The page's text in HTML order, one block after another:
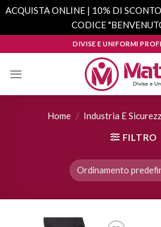
ACQUISTA ONLINE | 10% DI
CODICE
to
content
DIVISE E UNIFORMI
Home / Industria E
FILTRO